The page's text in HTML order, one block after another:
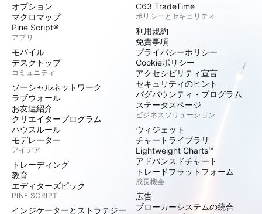
オプション
マクロマップ
Pine Script®
アプリ
モバイル
デスクトップ
コミュニティ
ソーシャルネットワーク
ラブウォール
お友達紹介
クリエイタープログラム
ハウスルール
モデレーター
アイデア
トレーディング
教育
エディターズピック
PINE SCRIPT
インジケーターとストラテジー
C63 TradeTime
ポリシーとセキュリティ
利用規約
免責事項
プライバシーポリシー
Cookieポリシー
アクセシビリティ宣言
セキュリティのヒント
バグバウンティ・プログラム
ステータスページ
ビジネスソリューション
ウィジェット
チャートライブラリ
Lightweight Charts™
アドバンスドチャート
トレードプラットフォーム
成長機会
広告
ブローカーシステムの統合